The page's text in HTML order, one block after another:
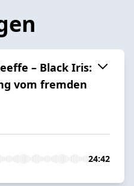
– Black Iris:
vom fremden
24:42